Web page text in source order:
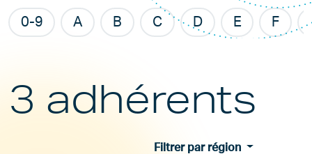
0-9 A B C D E F
3 adhérents
Filtrer par région